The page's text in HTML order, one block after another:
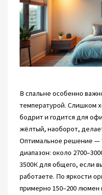
В спальне особенно
температурой. Слишком
бодрит и годится для
жёлтый, наоборот,
Оптимальное решение —
диапазон: около
3500К для общего, если
работаете. По яркости
примерно 150–200 люмен